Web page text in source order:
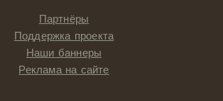
Партнёры
Поддержка проекта
Наши баннеры
Реклама на сайте